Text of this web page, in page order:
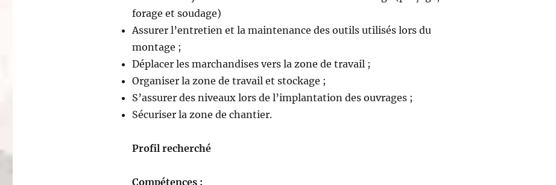
forage et soudage)
Assurer l’entretien et la maintenance des outils utilisés lors du
montage ;
Déplacer les marchandises vers la zone de travail ;
Organiser la zone de travail et stockage ;
S’assurer des niveaux lors de l’implantation des ouvrages ;
Sécuriser la zone de chantier.
Profil recherché
Compétences :